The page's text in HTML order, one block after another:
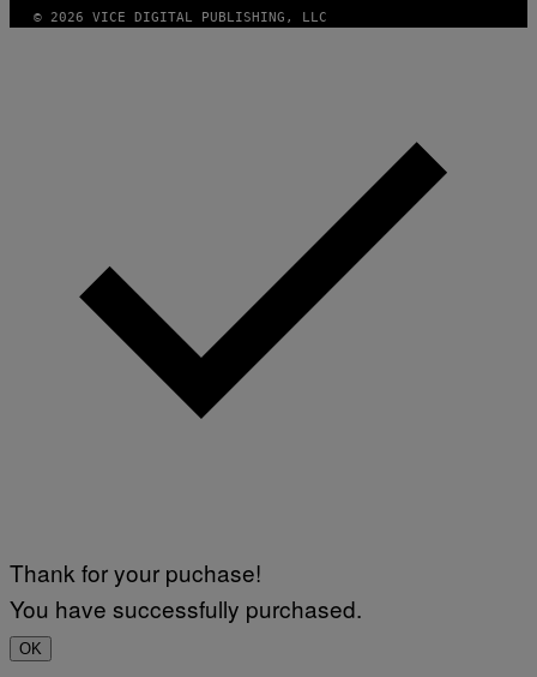
© 2026 VICE DIGITAL PUBLISHING, LLC
Thank for your puchase!
You have successfully purchased.
OK